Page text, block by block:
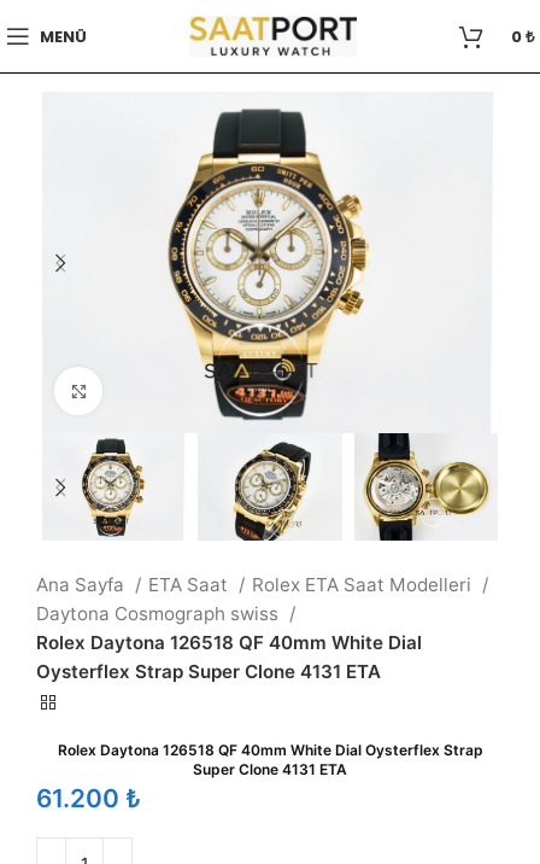
MENÜ 0₺
Büyütmek için tıklayın
Ana Sayfa ETA Saat
Rolex ETA Saat Modelleri
Daytona Cosmograph swiss
Rolex Daytona 126518 QF 40mm White Dial
Oysterflex Strap Super Clone 4131 ETA
Rolex Daytona 126518 QF 40mm White Dial Oysterflex Strap
Super Clone 4131 ETA
₺